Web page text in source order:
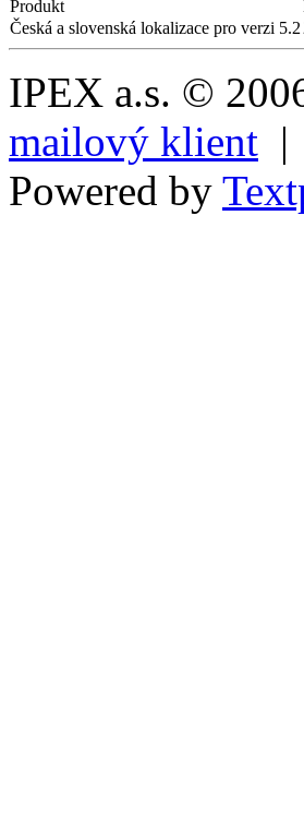
Produkt
Česká a slovenská lokalizace pro verzi 5.2
IPEX a.s. ©
mailový klient |
Powered by